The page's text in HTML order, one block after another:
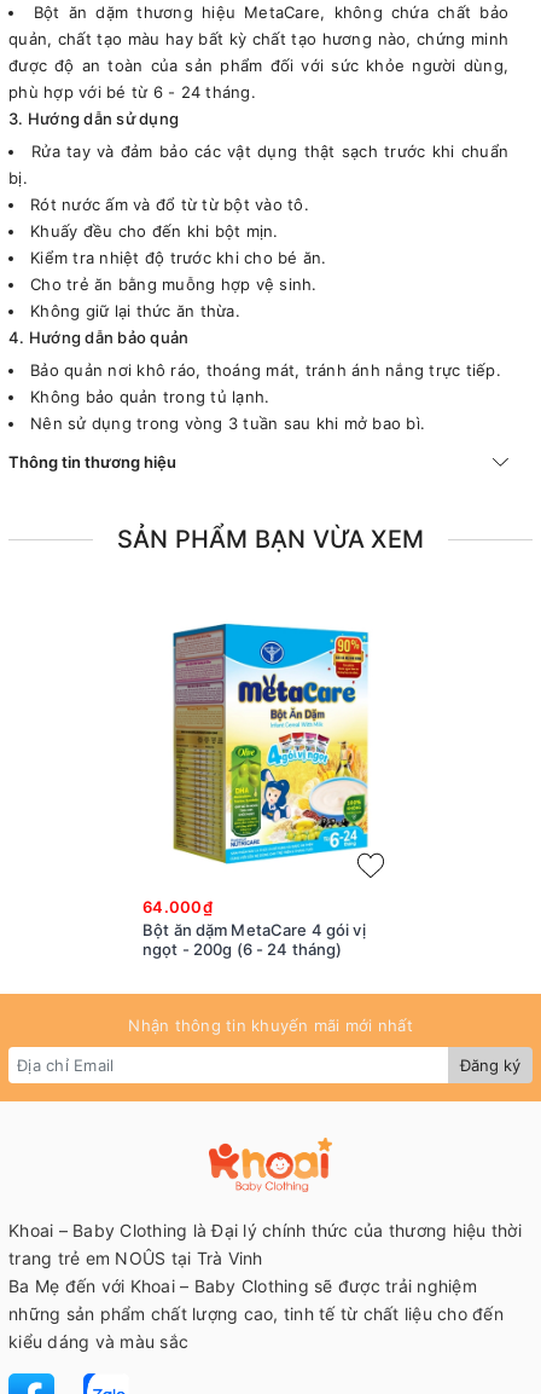
Bột ăn dặm thương hiệu MetaCare, không chứa chất bảo
quản, chất tạo màu hay bất kỳ chất tạo hương nào, chứng minh
được độ an toàn của sản phẩm đối với sức khỏe người dùng,
phù hợp với bé từ 6 - 24 tháng.
3. Hướng dẫn sử dụng
Rửa tay và đảm bảo các vật dụng thật sạch trước khi chuẩn
bị.
Rót nước ấm và đổ từ từ bột vào tô.
Khuấy đều cho đến khi bột mịn.
Kiểm tra nhiệt độ trước khi cho bé ăn.
Cho trẻ ăn bằng muỗng hợp vệ sinh.
Không giữ lại thức ăn thừa.
4. Hướng dẫn bảo quản
Bảo quản nơi khô ráo, thoáng mát, tránh ánh nắng trực tiếp.
Không bảo quản trong tủ lạnh.
Nên sử dụng trong vòng 3 tuần sau khi mở bao bì.
Thông tin thương hiệu
SẢN PHẨM BẠN VỪA XEM
64.000₫
Bột ăn dặm MetaCare 4 gói vị
ngọt - 200g (6 - 24 tháng)
Nhận thông tin khuyến mãi mới nhất
Đăng ký
Khoai – Baby Clothing là Đại lý chính thức của thương hiệu thời
trang trẻ em NOÛS tại Trà Vinh
Ba Mẹ đến với Khoai – Baby Clothing sẽ được trải nghiệm
những sản phẩm chất lượng cao, tinh tế từ chất liệu cho đến
kiểu dáng và màu sắc